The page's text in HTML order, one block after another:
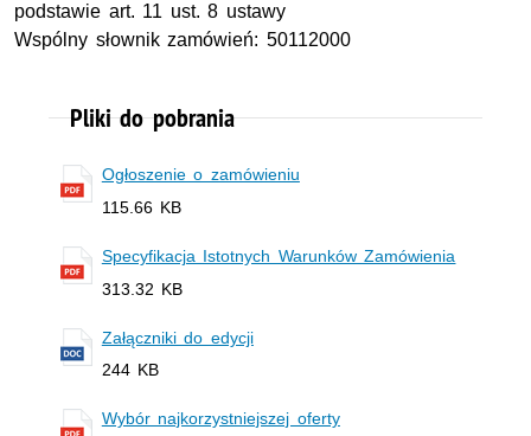
podstawie art. 11 ust. 8 ustawy
Wspólny słownik zamówień: 50112000
Pliki do pobrania
Ogłoszenie o zamówieniu
115.66 KB
Specyfikacja Istotnych Warunków Zamówienia
313.32 KB
Załączniki do edycji
244 KB
Wybór najkorzystniejszej oferty